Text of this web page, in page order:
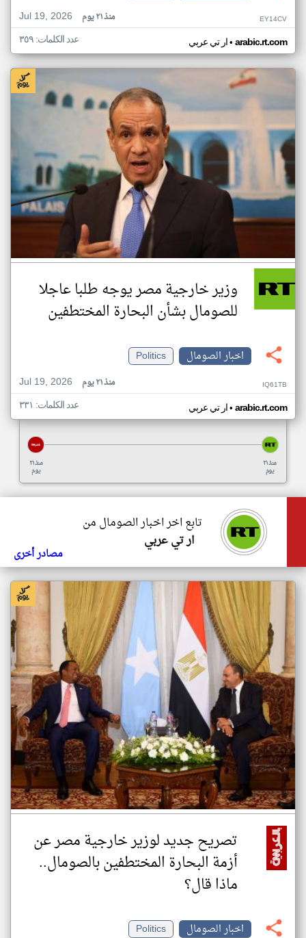
Jul 19, 2026
منذ ٢١ يوم EY14CV
ار تي عربي• arabic.rt.com عدد الكلمات: ٣٥٩
وزير خارجية مصر يوجه طلبا عاجلا
للصومال بشأن البحارة المختطفين
اخبار الصومال
Politics
Jul 19, 2026
منذ ٢١ يوم IQ61TB
ار تي عربي• arabic.rt.com عدد الكلمات: ٣٣١
منذ ٢١
يوم
منذ ٢١
يوم
تابع اخر اخبار الصومال من
ار تي عربي
مصادر أخرى
تصريح جديد لوزير خارجية مصر عن
أزمة البحارة المختطفين بالصومال..
ماذا قال؟
اخبار الصومال
Politics